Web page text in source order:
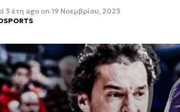
3 έτη ago on 19 Νοεμβρίου, 2023